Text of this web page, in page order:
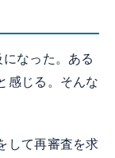
なった。ある
感じる。そんな
して再審査を求